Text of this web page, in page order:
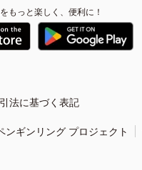
もっと楽しく、便利に！
法に基づく表記
ンギンリング プロジェクト